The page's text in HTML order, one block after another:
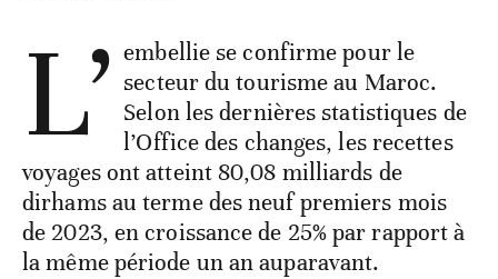
L’ embellie se confirme pour le
secteur du tourisme au Maroc.
Selon les dernières statistiques de
l’Office des changes, les recettes
voyages ont atteint 80,08 milliards de
dirhams au terme des neuf premiers mois
de 2023, en croissance de 25% par rapport à
la même période un an auparavant.